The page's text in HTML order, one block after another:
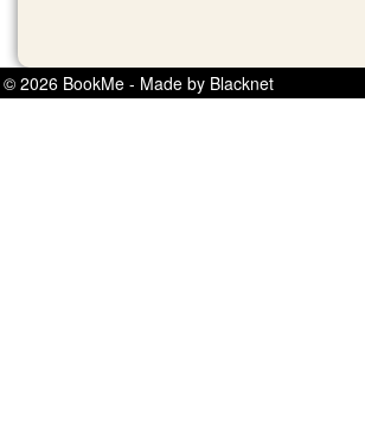
© 2026 BookMe - Made by Blacknet